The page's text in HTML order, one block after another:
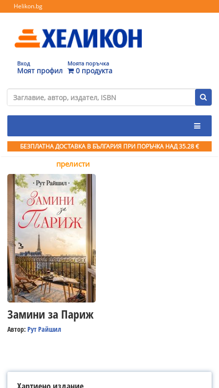
Helikon.bg
Вход
Моят профил
Моята поръчка
0 продукта
БЕЗПЛАТНА ДОСТАВКА В БЪЛГАРИЯ ПРИ ПОРЪЧКА НАД 35.28 €
прелисти
Замини за Париж
Автор: Рут Райшил